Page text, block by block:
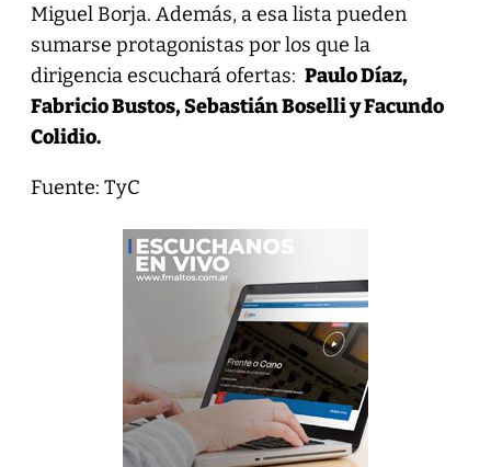
Miguel Borja. Además, a esa lista pueden
sumarse protagonistas por los que la
dirigencia escuchará ofertas: Paulo Díaz,
Fabricio Bustos, Sebastián Boselli y Facundo
Colidio.
Fuente: TyC